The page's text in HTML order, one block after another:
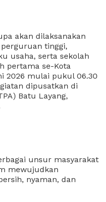
akan dilaksanakan
tinggi,
usaha, serta sekolah
pertama se-Kota
2026 mulai pukul 06.30
dipusatkan di
Batu Layang,
unsur masyarakat
mewujudkan
nyaman, dan